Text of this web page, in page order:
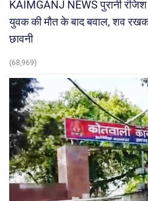
KAIMGANJ NEWS पुरानी
युवक की मौत के बाद बवाल, शव
छावनी
(68,969)